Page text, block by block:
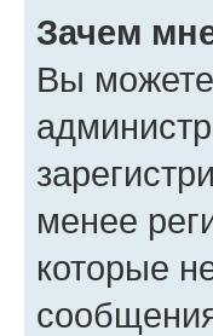
Зачем
Вы можете
менее
которые